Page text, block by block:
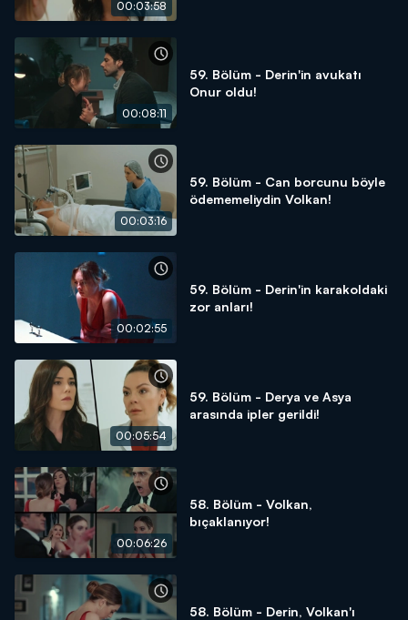
00:03:58
00:08:11
59. Bölüm - Derin'in avukatı
Onur oldu!
00:03:16
59. Bölüm - Can borcunu böyle
ödememeliydin Volkan!
00:02:55
59. Bölüm - Derin'in karakoldaki
zor anları!
00:05:54
59. Bölüm - Derya ve Asya
arasında ipler gerildi!
00:06:26
58. Bölüm - Volkan,
bıçaklanıyor!
58. Bölüm - Derin, Volkan'ı